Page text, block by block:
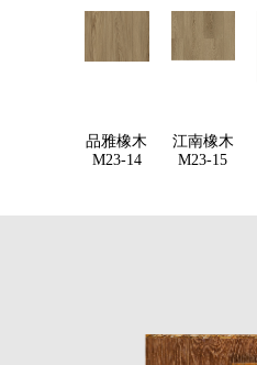
品雅橡木
M23-14
江南橡木
M23-15